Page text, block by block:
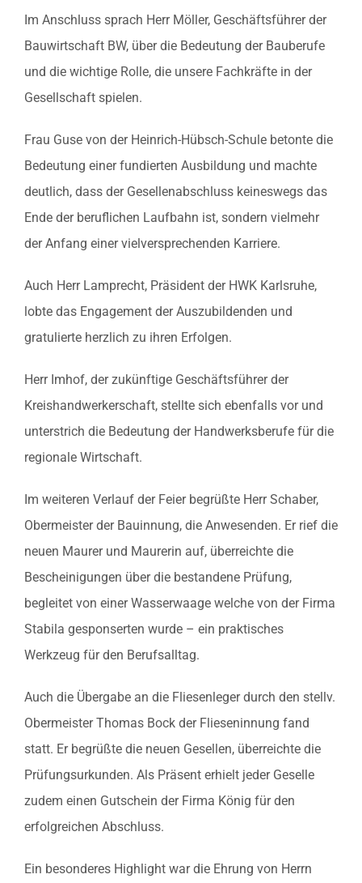
Im Anschluss sprach Herr Möller, Geschäftsführer der
Bauwirtschaft BW, über die Bedeutung der Bauberufe
und die wichtige Rolle, die unsere Fachkräfte in der
Gesellschaft spielen.
Frau Guse von der Heinrich-Hübsch-Schule betonte die
Bedeutung einer fundierten Ausbildung und machte
deutlich, dass der Gesellenabschluss keineswegs das
Ende der beruflichen Laufbahn ist, sondern vielmehr
der Anfang einer vielversprechenden Karriere.
Auch Herr Lamprecht, Präsident der HWK Karlsruhe,
lobte das Engagement der Auszubildenden und
gratulierte herzlich zu ihren Erfolgen.
Herr Imhof, der zukünftige Geschäftsführer der
Kreishandwerkerschaft, stellte sich ebenfalls vor und
unterstrich die Bedeutung der Handwerksberufe für die
regionale Wirtschaft.
Im weiteren Verlauf der Feier begrüßte Herr Schaber,
Obermeister der Bauinnung, die Anwesenden. Er rief die
neuen Maurer und Maurerin auf, überreichte die
Bescheinigungen über die bestandene Prüfung,
begleitet von einer Wasserwaage welche von der Firma
Stabila gesponserten wurde – ein praktisches
Werkzeug für den Berufsalltag.
Auch die Übergabe an die Fliesenleger durch den stellv.
Obermeister Thomas Bock der Flieseninnung fand
statt. Er begrüßte die neuen Gesellen, überreichte die
Prüfungsurkunden. Als Präsent erhielt jeder Geselle
zudem einen Gutschein der Firma König für den
erfolgreichen Abschluss.
Ein besonderes Highlight war die Ehrung von Herrn